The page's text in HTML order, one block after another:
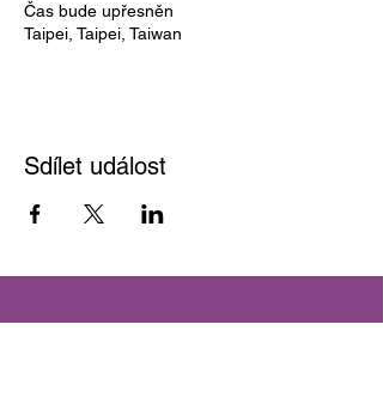
Čas bude upřesněn
Taipei, Taipei, Taiwan
Sdílet událost